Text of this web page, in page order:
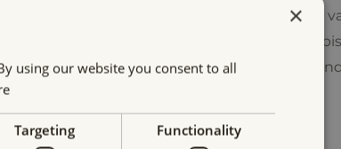
batterij. Hij
met een
efficiënt staal platen
lengtes. Het
met handmatige
Meer lezen
×
using our website you consent to all
Targeting Functionality